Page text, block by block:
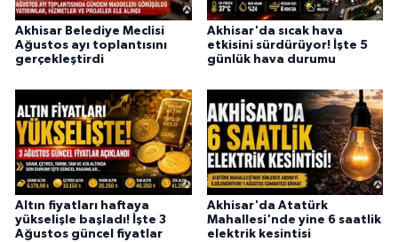
Akhisar Belediye Meclisi
Ağustos ayı toplantısını
gerçekleştirdi
Akhisar'da sıcak hava
etkisini sürdürüyor! İşte 5
günlük hava durumu
Altın fiyatları haftaya
yükselişle başladı! İşte 3
Ağustos güncel fiyatlar
Akhisar'da Atatürk
Mahallesi'nde yine 6 saatlik
elektrik kesintisi